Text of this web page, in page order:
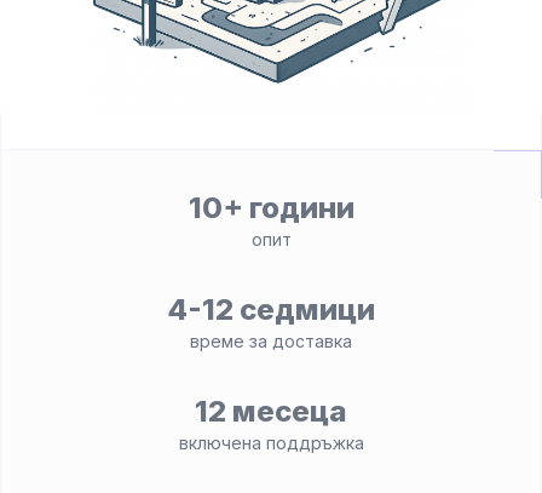
10+ години
опит
4-12 седмици
време за доставка
12 месеца
включена поддръжка